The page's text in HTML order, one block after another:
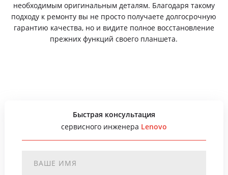
необходимым оригинальным деталям. Благодаря такому
подходу к ремонту вы не просто получаете долгосрочную
гарантию качества, но и видите полное восстановление
прежних функций своего планшета.
Быстрая консультация
сервисного инженера Lenovo